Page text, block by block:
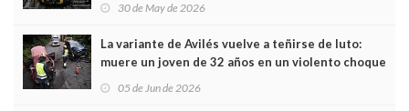
30 de May de 2026
La variante de Avilés vuelve a teñirse de luto:
muere un joven de 32 años en un violento choque
frontal
05 de Jun de 2026